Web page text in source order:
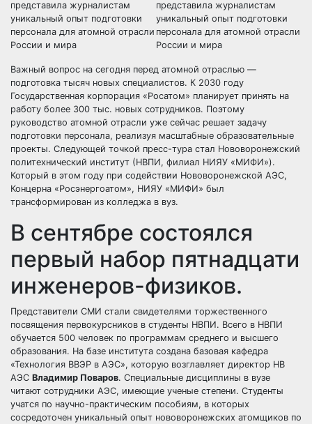
Важный вопрос на сегодня перед атомной отраслью —
подготовка тысяч новых специалистов. К 2030 году
Государственная корпорация «Росатом» планирует принять на
работу более 300 тыс. новых сотрудников. Поэтому
руководство атомной отрасли уже сейчас решает задачу
подготовки персонала, реализуя масштабные образовательные
проекты. Следующей точкой пресс-тура стал Нововоронежский
политехнический институт (НВПИ, филиал НИЯУ «МИФИ»).
Который в этом году при содействии Нововоронежской АЭС,
Концерна «Росэнергоатом», НИЯУ «МИФИ» был
трансформирован из колледжа в вуз.
В сентябре состоялся
первый набор пятнадцати
инженеров-физиков.
Представители СМИ стали свидетелями торжественного
посвящения первокурсников в студенты НВПИ. Всего в НВПИ
обучается 500 человек по программам среднего и высшего
образования. На базе института создана базовая кафедра
«Технология ВВЭР в АЭС», которую возглавляет директор НВ
АЭС Владимир Поваров. Специальные дисциплины в вузе
читают сотрудники АЭС, имеющие ученые степени. Студенты
учатся по научно-практическим пособиям, в которых
сосредоточен уникальный опыт нововоронежских атомщиков по